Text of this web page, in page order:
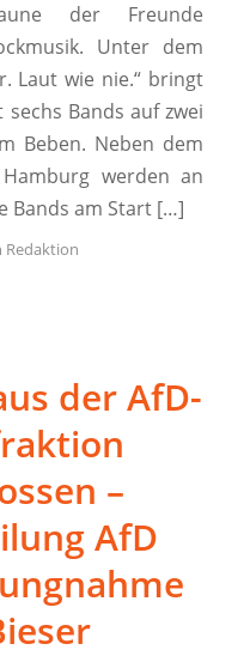
der Freunde
Unter dem
Laut wie nie.“ bringt
Bands auf zwei
Beben. Neben dem
Hamburg werden an
Bands am Start […]
Redaktion
der AfD-
–
AfD